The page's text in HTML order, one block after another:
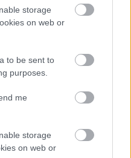
storage
on web or
to be sent to
purposes.
me
storage
on web or
Δένδιας: Σειρά
στο
σύνοδο των
Δένδιας